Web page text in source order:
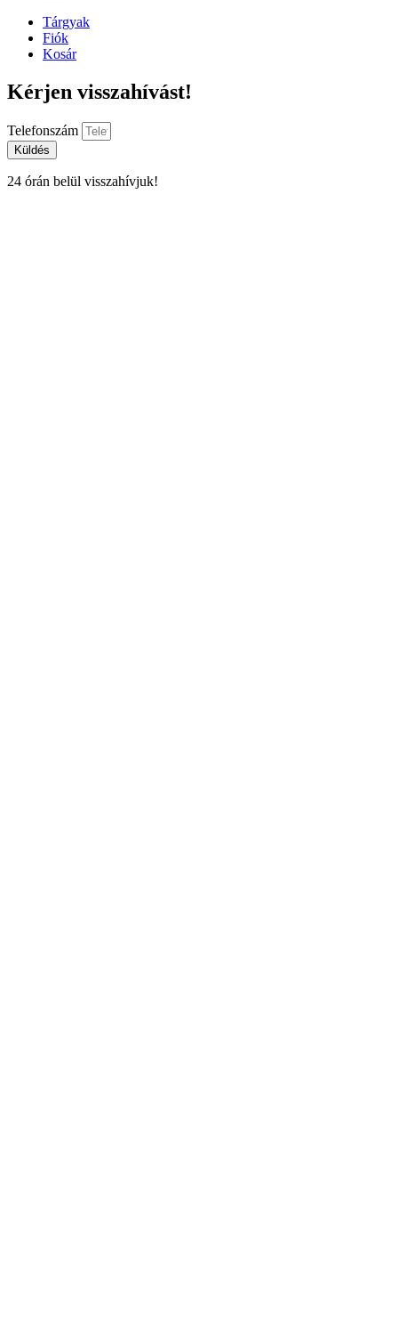
Tárgyak
Fiók
Kosár
Kérjen visszahívást!
Telefonszám
Küldés
24 órán belül visszahívjuk!